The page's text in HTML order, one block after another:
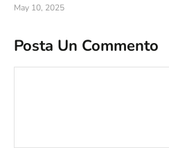
May 10, 2025
Posta Un Commento